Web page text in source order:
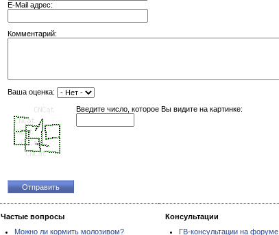
E-Mail адрес:
Комментарий:
Ваша оценка:
Введите число, которое Вы видите на картинке:
Частые вопросы
Можно ли кормить молозивом?
Консультации
ГВ-консультации на форуме